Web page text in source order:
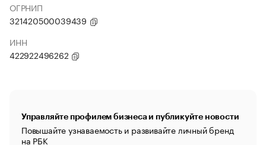
ОГРНИП
321420500039439
ИНН
422922496262
Управляйте профилем бизнеса и публикуйте новости
Повышайте узнаваемость и развивайте личный бренд
на РБК